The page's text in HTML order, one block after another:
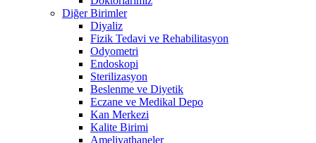
Diğer Birimler
Diyaliz
Fizik Tedavi ve Rehabilitasyon
Odyometri
Endoskopi
Sterilizasyon
Beslenme ve Diyetik
Eczane ve Medikal Depo
Kan Merkezi
Kalite Birimi
Ameliyathaneler